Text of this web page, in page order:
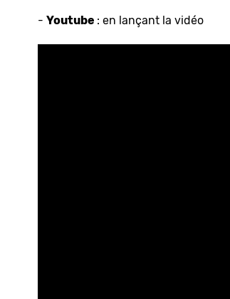
- Youtube : en lançant la vidéo